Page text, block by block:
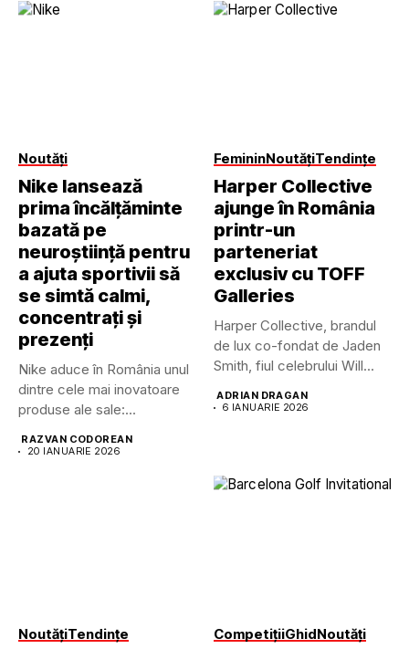
Noutăți
Nike lansează
prima încălțăminte
bazată pe
neuroștiință pentru
a ajuta sportivii să
se simtă calmi,
concentrați și
prezenți
Nike aduce în România unul
dintre cele mai inovatoare
produse ale sale:...
RAZVAN CODOREAN
20 IANUARIE 2026
FemininNoutățiTendințe
Harper Collective
ajunge în România
printr-un
parteneriat
exclusiv cu TOFF
Galleries
Harper Collective, brandul
de lux co-fondat de Jaden
Smith, fiul celebrului Will...
ADRIAN DRAGAN
6 IANUARIE 2026
NoutățiTendințe CompetițiiGhidNoutăți